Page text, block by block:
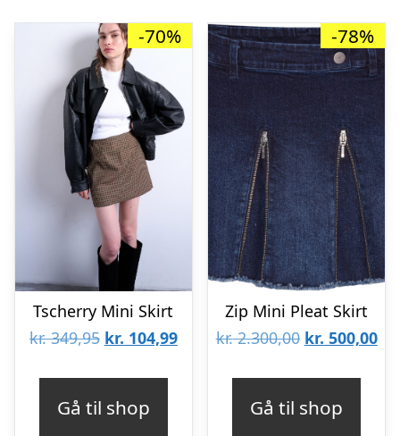
-70%
Tscherry Mini Skirt
kr.349,95 Den
kr. 104,99Den
Gå til shop
-78%
Zip Mini Pleat Skirt
kr.2.300,00 Den
kr. 500,00
Gå til shop